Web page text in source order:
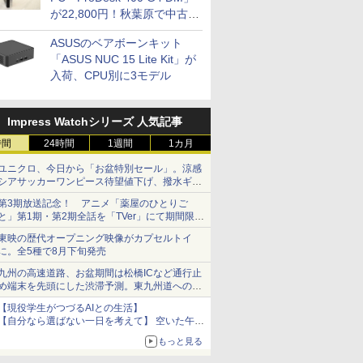
が22,800円！秋葉原で中古
PCセール
ASUSのベアボーンキット
「ASUS NUC 15 Lite Kit」が
入荷、CPU別に3モデル
Impress Watchシリーズ 人気記事
24時間 1週間 1カ月
ニクロ、今日から「お盆特別セール」。涼感
アサッカーワンピース待望値下げ、撥水ギア
ョーツは1990円に
3期放送記念！ アニメ「薬屋のひとりご
」第1期・第2期全話を「TVer」にて期間限定
順次無料配信開始
映の歴代オープニング映像がカプセルトイ
。全5種で8月下旬発売
州の高速道路、お盆期間は松橋ICなど通行止
端末を先頭にした渋滞予測。東九州道への迂
は料金調整を実施
現役学生がつづるAIとの生活】
自分なら選ばない一日を考えて】 空いた午後
チャッピーに捧げたら、思わぬ絶景に出会っ
もっと見る